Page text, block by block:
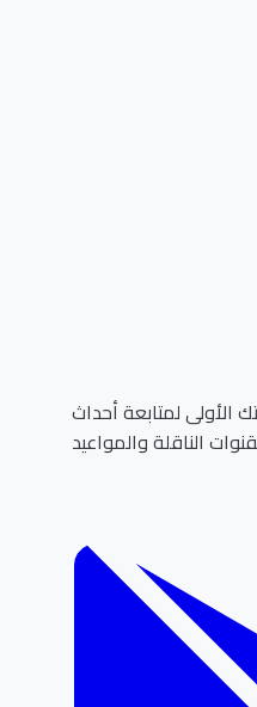
لمتابعة أحداث
والمواعيد